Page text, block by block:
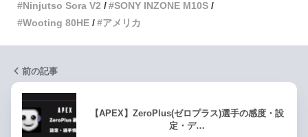
Ninjutso Sora V2
SONY INZONE M10S
Wooting 80HE
アメリカ
前の記事
【APEX】ZeroPlus(ゼロプラス)選手の感度・設
定・デ…